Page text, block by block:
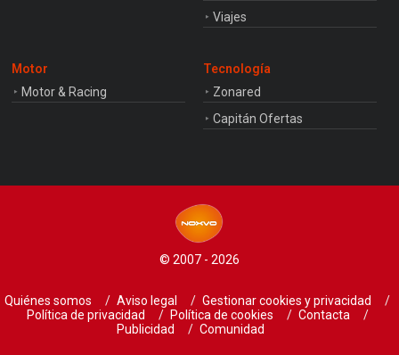
Viajes
Motor
Motor & Racing
Tecnología
Zonared
Capitán Ofertas
© 2007 - 2026
Quiénes somos Aviso legal
Gestionar cookies y privacidad
Política de privacidad
Política de cookies
Contacta
Publicidad
Comunidad